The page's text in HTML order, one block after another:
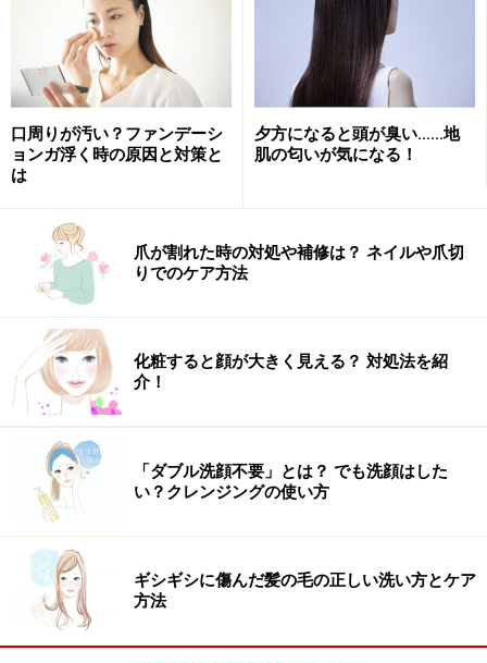
しかもヘナは染めるのに時間がかかるので、根元が伸び
てきたら市販のホームカラーで部分染めしています。使
いたい量だけ使えるタイプのものなら無駄なく手軽に染
められるので、入浴前にチョイ染めしているんですよ。
つけること。15分ほどおいてシャンプーすれば、白髪が
目立たなくなります。
もちろん美容室でも根元だけ染める『リタッチ』もあり
ますが、最近は、リタッチヘアカラー専門店もありま
す。お手頃価格で短時間で染めれる店舗も増えてるよう
ですよ。
ちなみに、育毛剤をつけてのヘッドマッサージは白髪に
効くとの噂もあるので気になる方は試してみては!?
山本さんのおすすめアイテム
口周りが汚い？ファンデーシ
ョンガ浮く時の原因と対策と
は
夕方になると頭が臭い……地
肌の匂いが気になる！
爪が割れた時の対処や補修は？ ネイルや爪切
りでのケア方法
化粧すると顔が大きく見える？ 対処法を紹
介！
「ダブル洗顔不要」とは？ でも洗顔はした
い？クレンジングの使い方
ギシギシに傷んだ髪の毛の正しい洗い方とケア
方法